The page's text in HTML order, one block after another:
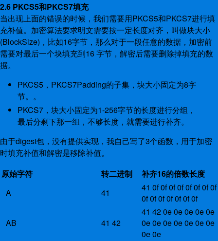
2.6 PKCS5和PKCS7填充
当出现上面的错误的时候，我们需要用PKCS5和PKCS7进行填
充补值。加密算法要求明文需要按一定长度对齐，叫做块大小
(BlockSize)，比如16字节，那么对于一段任意的数据，加密前
需要对最后一个块填充到16 字节，解密后需要删除掉填充的数
据。
PKCS5，PKCS7Padding的子集，块大小固定为8字
节。。
PKCS7，块大小固定为1-256字节的长度进行分组，
最后分剩下那一组，不够长度，就需要进行补齐。
由于digest包，没有提供实现，我自己写了3个函数，用于加密
时填充补值和解密是移除补值。
原始字符
转二进制
补齐16的倍数长度
A
41
41 0f 0f 0f 0f 0f 0f 0f 0f
0f 0f 0f 0f 0f 0f 0f
AB 41 42
41 42 0e 0e 0e 0e 0e
0e 0e 0e 0e 0e 0e 0e
0e 0e